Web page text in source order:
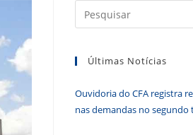
Últimas Notícias
Ouvidoria do CFA registra
nas demandas no segundo